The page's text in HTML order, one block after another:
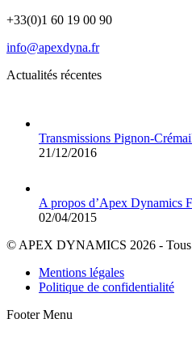
+33(0)1 60 19 00 90
info@apexdyna.fr
Actualités récentes
Transmissions Pignon-
21/12/2016
A propos d’Apex Dynamics
02/04/2015
© APEX DYNAMICS 2026 - Tous
Mentions légales
Politique de confidentialité
Footer Menu